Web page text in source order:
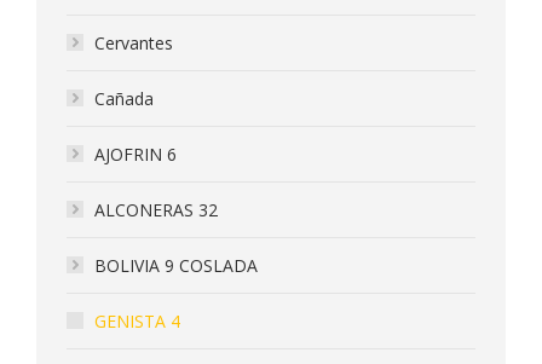
Cervantes
Cañada
AJOFRIN 6
ALCONERAS 32
BOLIVIA 9 COSLADA
GENISTA 4